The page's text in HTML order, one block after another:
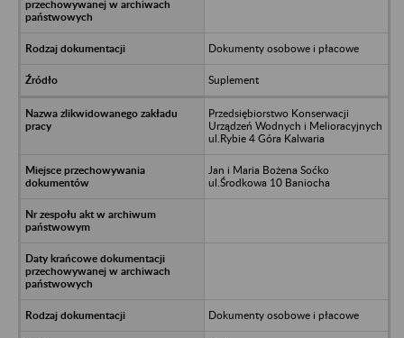
Dokumenty osobowe i płacowe
Suplement
Przedsiębiorstwo Konserwacji
Urządzeń Wodnych i Melioracyjnych
ul.Rybie 4 Góra Kalwaria
Jan i Maria Bożena Soćko
ul.Środkowa 10 Baniocha
Dokumenty osobowe i płacowe